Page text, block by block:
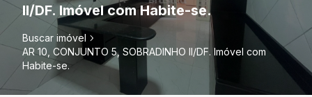
II/DF. Imóvel com Habite-se.
Buscar imóvel
AR 10, CONJUNTO 5, SOBRADINHO II/DF. Imóvel com
Habite-se.